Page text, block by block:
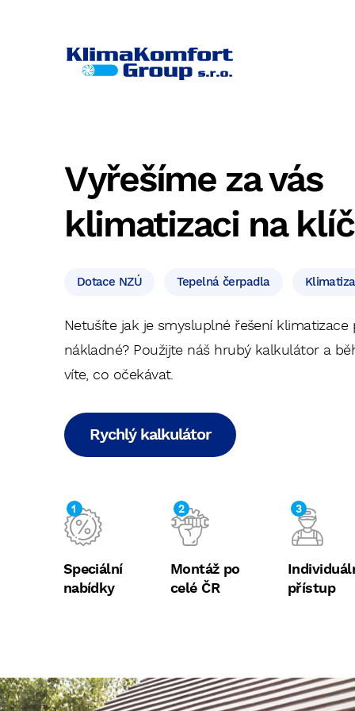
Vyřešíme za vás
klimatizaci na klíč
Dotace NZÚ Tepelná čerpadla
Netušíte jak je smysluplné řešení
nákladné? Použijte náš hrubý kalkulátor a
víte, co očekávat.
Rychlý kalkulátor
1
Speciální
nabídky
2
Montáž po
celé ČR
3
přístup
v
y.
1. Klimatizace
Počet venkovních jednotek:
Délka potrubí
do 5 m